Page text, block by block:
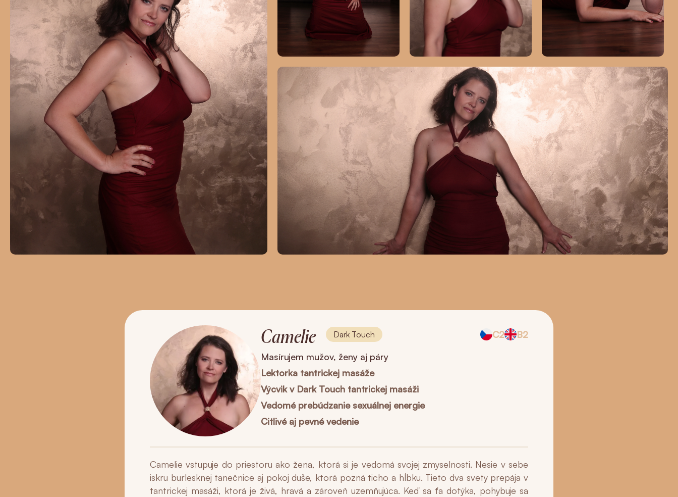
Camelie Dark Touch C2
B2
Masírujem mužov, ženy aj páry
Lektorka tantrickej masáže
Výcvik v Dark Touch tantrickej masáži
Vedomé prebúdzanie sexuálnej energie
Citlivé aj pevné vedenie
Camelie vstupuje do priestoru ako žena, ktorá si je vedomá svojej zmyselnosti. Nesie v sebe
iskru burlesknej tanečnice aj pokoj duše, ktorá pozná ticho a hĺbku. Tieto dva svety prepája v
tantrickej masáži, ktorá je živá, hravá a zároveň uzemňujúca. Keď sa ťa dotýka, pohybuje sa